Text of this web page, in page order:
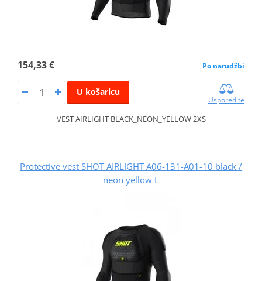
154,33 € Po narudžbi
U košaricu
Usporedite
VEST AIRLIGHT BLACK_NEON_YELLOW 2XS
Protective vest SHOT AIRLIGHT A06-131-A01-10 black /
neon yellow L